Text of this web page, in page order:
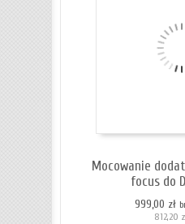
Mocowanie
focus do
999,00 zł
812,20